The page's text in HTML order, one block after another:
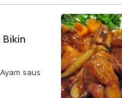
Bikin
saus